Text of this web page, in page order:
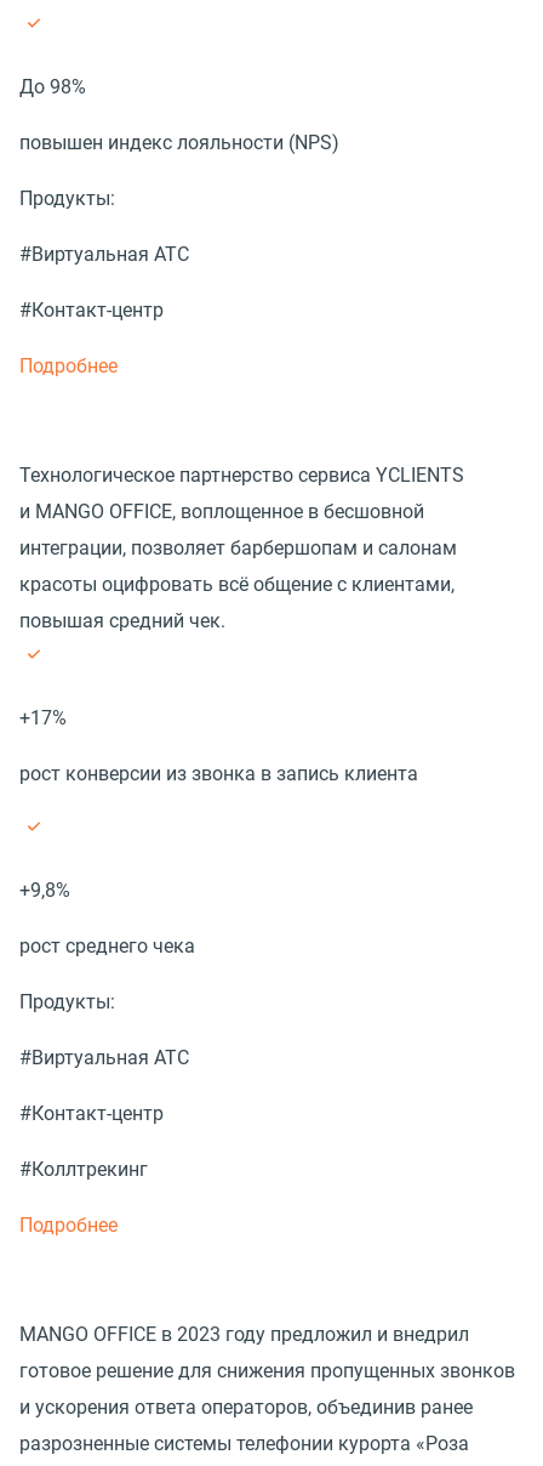
До 98%
повышен индекс лояльности (NPS)
Продукты:
#Виртуальная АТС
#Контакт-центр
Подробнее
Технологическое партнерство сервиса YCLIENTS
и MANGO OFFICE, воплощенное в бесшовной
интеграции, позволяет барбершопам и салонам
красоты оцифровать всё общение с клиентами,
повышая средний чек.
+17%
рост конверсии из звонка в запись клиента
+9,8%
рост среднего чека
Продукты:
#Виртуальная АТС
#Контакт-центр
#Коллтрекинг
Подробнее
MANGO OFFICE в 2023 году предложил и внедрил
готовое решение для снижения пропущенных звонков
и ускорения ответа операторов, объединив ранее
разрозненные системы телефонии курорта «Роза